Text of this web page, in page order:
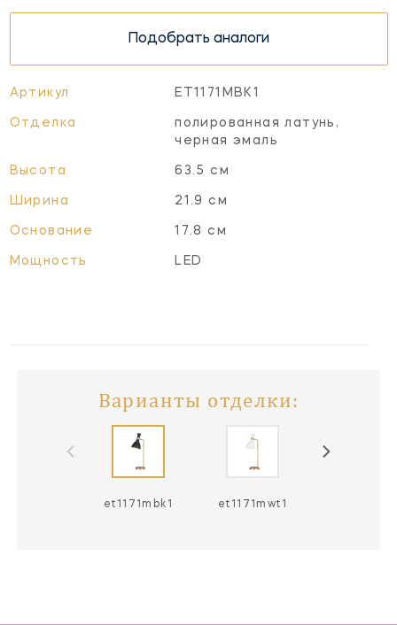
Подобрать аналоги
Артикул ET1171MBK1
Отделка
полированная латунь,
черная эмаль
Высота 63.5 см
Ширина 21.9 см
Основание 17.8 см
Мощность LED
Варианты отделки:
et1171mbk1 et1171mwt1